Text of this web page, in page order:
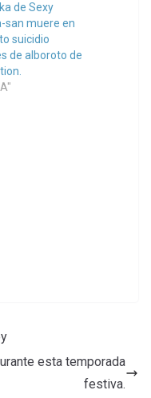
de Sexy
san muere en
suicidio
de alboroto de
esta temporada
festiva.